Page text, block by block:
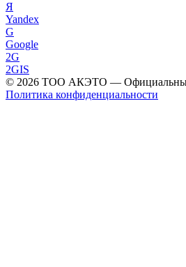
Я
Yandex
G
Google
2G
2GIS
© 2026 ТОО АКЭТО —
Политика конфиденциальности